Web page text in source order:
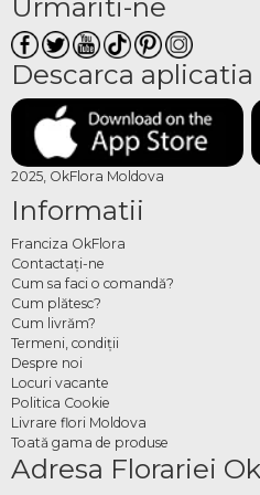
Urmariti-ne
Descarca aplicatia
2025, OkFlora Moldova
Informatii
Franciza OkFlora
Contactaţi-ne
Cum sa faci o comandă?
Cum plătesc?
Cum livrăm?
Termeni, condiţii
Despre noi
Locuri vacante
Politica Cookie
Livrare flori Moldova
Toată gama de produse
Adresa Florariei